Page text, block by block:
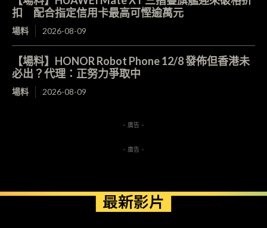
扣 配合指定信用卡最高可慳逾萬元
場料 2026-08-09
【場料】HONOR Robot Phone 12/8 發佈但香港未
必出？代理：正努力爭取中
場料 2026-08-09
- 廣告 -
- 廣告 -
最新影片